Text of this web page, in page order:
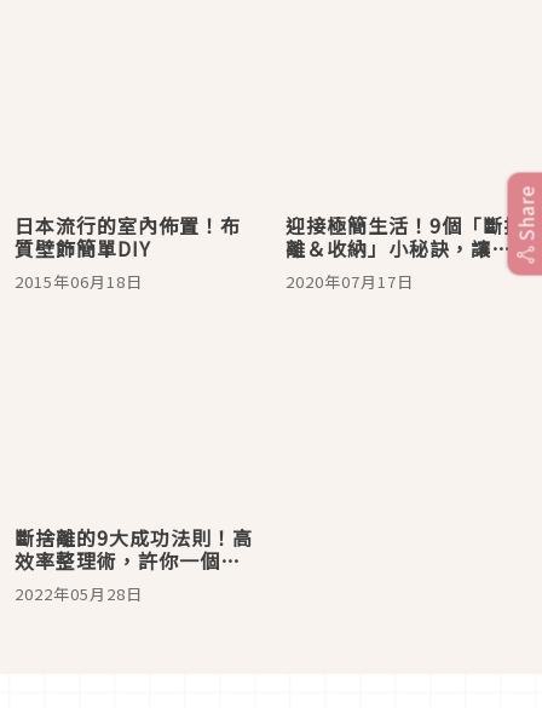
日本流行的室內佈置！布
質壁飾簡單DIY
2015年06月18日
迎接極簡生活！9個「斷捨
離＆收納」小秘訣，讓房
間時尚又整潔
2020年07月17日
斷捨離的9大成功法則！高
效率整理術，許你一個清
爽房間
2022年05月28日
Share